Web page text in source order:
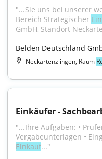
"...Sie uns bei unserer
Bereich Strategischer
GmbH, Standort
Belden Deutschland
Neckartenzlingen, Raum
Einkäufer -
"...Ihre Aufgaben: •
Einkauf..."